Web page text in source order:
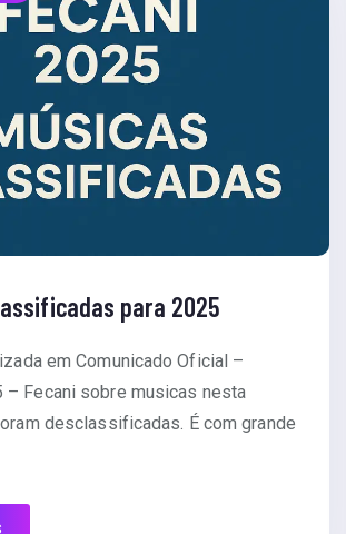
para 2025
em Comunicado Oficial –
– Fecani sobre musicas nesta
desclassificadas. É com grande